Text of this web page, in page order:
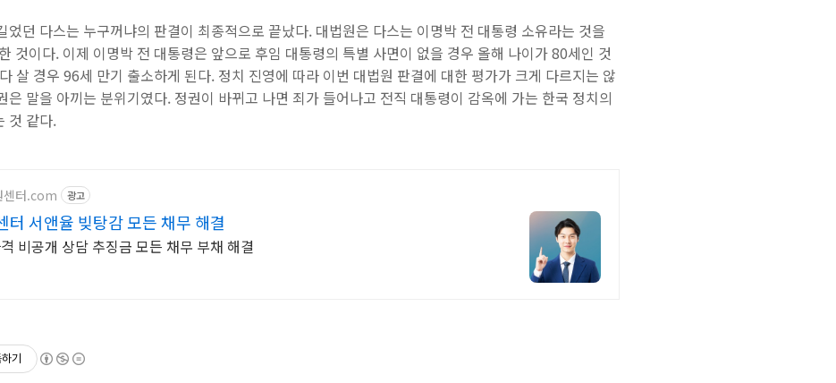
었던 다스는 누구꺼냐의 판결이 최종적으로 끝났다. 대법원은 다스는 이명박 전 대통령 소유라는 것을
것이다. 이제 이명박 전 대통령은 앞으로 후임 대통령의 특별 사면이 없을 경우 올해 나이가 80세인 것
살 경우 96세 만기 출소하게 된다. 정치 진영에 따라 이번 대법원 판결에 대한 평가가 크게 다르지는 않
은 말을 아끼는 분위기였다. 정권이 바뀌고 나면 죄가 들어나고 전직 대통령이 감옥에 가는 한국 정치의
것 같다.
터.com 광고
터 서앤율 빚탕감 모든 채무 해결
비공개 상담 추징금 모든 채무 부채 해결
기